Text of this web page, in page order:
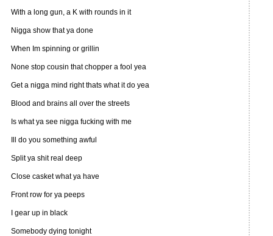
With a long gun, a K with rounds in it
Nigga show that ya done
When Im spinning or grillin
None stop cousin that chopper a fool yea
Get a nigga mind right thats what it do yea
Blood and brains all over the streets
Is what ya see nigga fucking with me
Ill do you something awful
Split ya shit real deep
Close casket what ya have
Front row for ya peeps
I gear up in black
Somebody dying tonight